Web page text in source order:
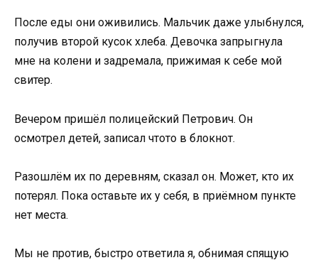
После еды они оживились. Мальчик даже улыбнулся,
получив второй кусок хлеба. Девочка запрыгнула
мне на колени и задремала, прижимая к себе мой
свитер.
Вечером пришёл полицейский Петрович. Он
осмотрел детей, записал чтото в блокнот.
Разошлём их по деревням, сказал он. Может, кто их
потерял. Пока оставьте их у себя, в приёмном пункте
нет места.
Мы не против, быстро ответила я, обнимая спящую